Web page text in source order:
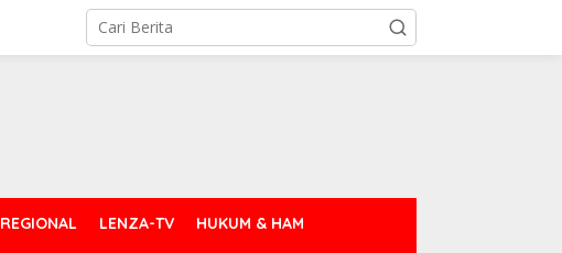
REGIONAL LENZA-TV HUKUM & HAM